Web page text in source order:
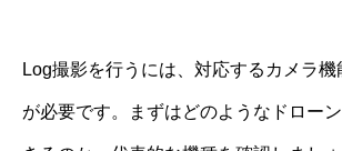
Log撮影を行うには、対応するカメラ
が必要です。まずはどのようなドロー